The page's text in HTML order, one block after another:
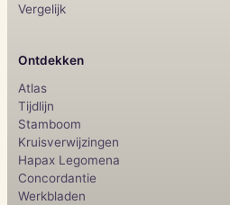
Vergelijk
Ontdekken
Atlas
Tijdlijn
Stamboom
Kruisverwijzingen
Hapax Legomena
Concordantie
Werkbladen